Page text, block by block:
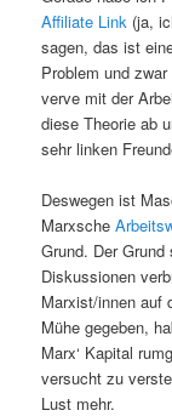
Affiliate Link (ja,
sagen, das ist
Problem und
verve mit der
diese Theorie ab
sehr linken
Deswegen ist
Marxsche
Grund. Der
Diskussionen
Marxist/innen auf
Mühe gegeben,
Marx‘ Kapital
versucht zu
Lust mehr.